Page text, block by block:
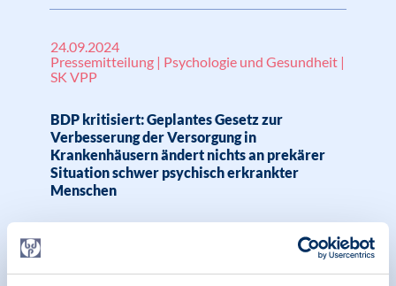
24.09.2024
Pressemitteilung | Psychologie und Gesundheit |
SK VPP
BDP kritisiert: Geplantes Gesetz zur
Verbesserung der Versorgung in
Krankenhäusern ändert nichts an prekärer
Situation schwer psychisch erkrankter
Menschen
18.09.2024